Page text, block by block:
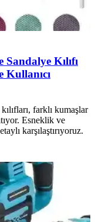
Kılıfı
Kullanıcı
farklı kumaşlar
Esneklik ve
karşılaştırıyoruz.